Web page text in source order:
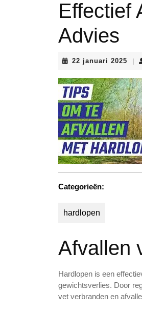
Effectief
Advies
22 januari 2025 22
Categorieën:
hardlopen
Afvallen
Hardlopen is een
gewichtsverlies. Door
vet verbranden en